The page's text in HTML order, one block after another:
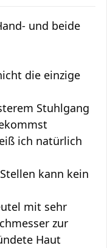
und beide
die einzige
Stuhlgang
ich natürlich
kann kein
mit sehr
zur
Haut